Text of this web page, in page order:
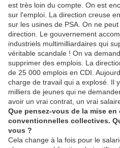
est très loin du compte. On est
sur l'emploi. La direction creuse
sur les usines de PSA. On ne
direction. Le gouvernement
industriels multimilliardaires qui
véritable scandale ! On va
supprimer des emplois. La
de 25 000 emplois en CDI.
charge de travail qui a explosé. Il
milliers de jeunes qui ne
avoir un vrai contrat, un vrai
Que pensez-vous de la mise
conventionnelles collectives.
vous ?
Cela change à la fois pour le